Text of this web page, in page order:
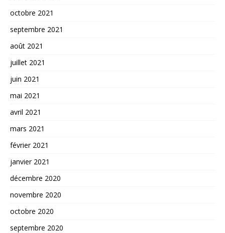
octobre 2021
septembre 2021
août 2021
juillet 2021
juin 2021
mai 2021
avril 2021
mars 2021
février 2021
janvier 2021
décembre 2020
novembre 2020
octobre 2020
septembre 2020